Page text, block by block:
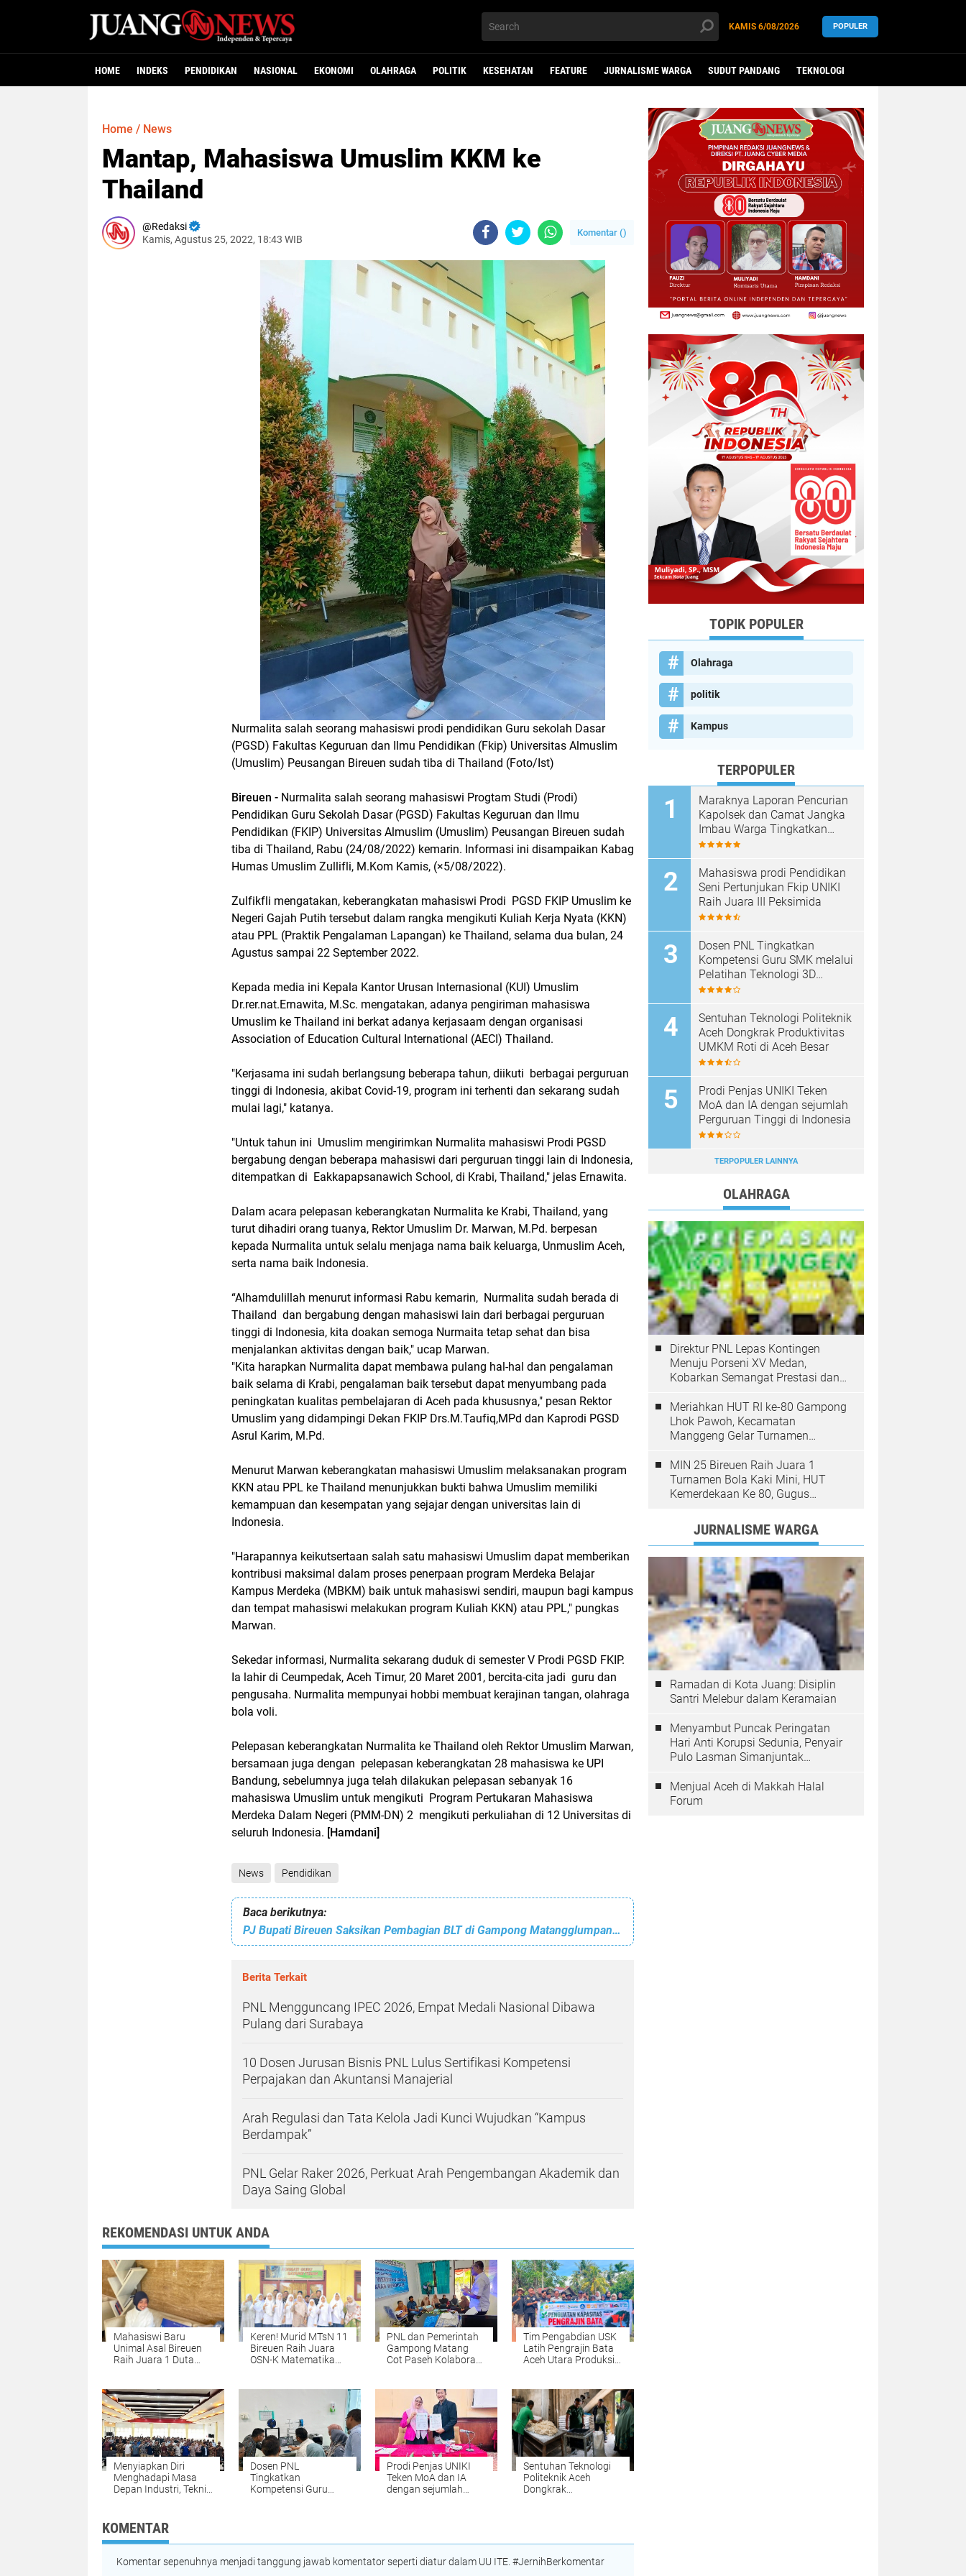
KAMIS 6/08/2026 POPULER
HOME INDEKS PENDIDIKAN NASIONAL EKONOMI OLAHRAGA POLITIK KESEHATAN FEATURE JURNALISME WARGA SUDUT PANDANG TEKNOLOGI
Home / News
Mantap, Mahasiswa Umuslim KKM ke
Thailand
Redaksi
Kamis, Agustus 25, 2022, 18:43 WIB
Komentar ()
Nurmalita salah seorang mahasiswi prodi pendidikan Guru sekolah Dasar
(PGSD) Fakultas Keguruan dan Ilmu Pendidikan (Fkip) Universitas Almuslim
(Umuslim) Peusangan Bireuen sudah tiba di Thailand (Foto/Ist)
Bireuen - Nurmalita salah seorang mahasiswi Progtam Studi (Prodi)
Pendidikan Guru Sekolah Dasar (PGSD) Fakultas Keguruan dan Ilmu
Pendidikan (FKIP) Universitas Almuslim (Umuslim) Peusangan Bireuen sudah
tiba di Thailand, Rabu (24/08/2022) kemarin. Informasi ini disampaikan Kabag
Humas Umuslim Zullifli, M.Kom Kamis, (×5/08/2022).
Zulfikfli mengatakan, keberangkatan mahasiswi Prodi PGSD FKIP Umuslim ke
Negeri Gajah Putih tersebut dalam rangka mengikuti Kuliah Kerja Nyata (KKN)
atau PPL (Praktik Pengalaman Lapangan) ke Thailand, selama dua bulan, 24
Agustus sampai 22 September 2022.
Kepada media ini Kepala Kantor Urusan Internasional (KUI) Umuslim
Dr.rer.nat.Ernawita, M.Sc. mengatakan, adanya pengiriman mahasiswa
Umuslim ke Thailand ini berkat adanya kerjasaam dengan organisasi
Association of Education Cultural International (AECI) Thailand.
"Kerjasama ini sudah berlangsung beberapa tahun, diikuti berbagai perguruan
tinggi di Indonesia, akibat Covid-19, program ini terhenti dan sekarang sudah
mulai lagi," katanya.
"Untuk tahun ini Umuslim mengirimkan Nurmalita mahasiswi Prodi PGSD
bergabung dengan beberapa mahasiswi dari perguruan tinggi lain di Indonesia,
ditempatkan di Eakkapapsanawich School, di Krabi, Thailand," jelas Ernawita.
Dalam acara pelepasan keberangkatan Nurmalita ke Krabi, Thailand, yang
turut dihadiri orang tuanya, Rektor Umuslim Dr. Marwan, M.Pd. berpesan
kepada Nurmalita untuk selalu menjaga nama baik keluarga, Unmuslim Aceh,
serta nama baik Indonesia.
“Alhamdulillah menurut informasi Rabu kemarin, Nurmalita sudah berada di
Thailand dan bergabung dengan mahasiswi lain dari berbagai perguruan
tinggi di Indonesia, kita doakan semoga Nurmaita tetap sehat dan bisa
menjalankan aktivitas dengan baik," ucap Marwan.
"Kita harapkan Nurmalita dapat membawa pulang hal-hal dan pengalaman
baik selama di Krabi, pengalaman baik tersebut dapat menyumbang pada
peningkatan kualitas pembelajaran di Aceh pada khususnya," pesan Rektor
Umuslim yang didampingi Dekan FKIP Drs.M.Taufiq,MPd dan Kaprodi PGSD
Asrul Karim, M.Pd.
Menurut Marwan keberangkatan mahasiswi Umuslim melaksanakan program
KKN atau PPL ke Thailand menunjukkan bukti bahwa Umuslim memiliki
kemampuan dan kesempatan yang sejajar dengan universitas lain di
Indonesia.
"Harapannya keikutsertaan salah satu mahasiswi Umuslim dapat memberikan
kontribusi maksimal dalam proses penerpaan program Merdeka Belajar
Kampus Merdeka (MBKM) baik untuk mahasiswi sendiri, maupun bagi kampus
dan tempat mahasiswi melakukan program Kuliah KKN) atau PPL," pungkas
Marwan.
Sekedar informasi, Nurmalita sekarang duduk di semester V Prodi PGSD FKIP.
Ia lahir di Ceumpedak, Aceh Timur, 20 Maret 2001, bercita-cita jadi guru dan
pengusaha. Nurmalita mempunyai hobbi membuat kerajinan tangan, olahraga
bola voli.
Pelepasan keberangkatan Nurmalita ke Thailand oleh Rektor Umuslim Marwan,
bersamaan juga dengan pelepasan keberangkatan 28 mahasiswa ke UPI
Bandung, sebelumnya juga telah dilakukan pelepasan sebanyak 16
mahasiswa Umuslim untuk mengikuti Program Pertukaran Mahasiswa
Merdeka Dalam Negeri (PMM-DN) 2 mengikuti perkuliahan di 12 Universitas di
seluruh Indonesia. [Hamdani]
News Pendidikan
Baca berikutnya:
PJ Bupati Bireuen Saksikan Pembagian BLT di Gampong Matangglumpang Dua Meunasah Dayah
Berita Terkait
PNL Mengguncang IPEC 2026, Empat Medali Nasional Dibawa
Pulang dari Surabaya
10 Dosen Jurusan Bisnis PNL Lulus Sertifikasi Kompetensi
Perpajakan dan Akuntansi Manajerial
Arah Regulasi dan Tata Kelola Jadi Kunci Wujudkan “Kampus
Berdampak”
PNL Gelar Raker 2026, Perkuat Arah Pengembangan Akademik dan
Daya Saing Global
REKOMENDASI UNTUK ANDA
Mahasiswi Baru
Unimal Asal Bireuen
Raih Juara 1 Duta
Lhokseumawe ke
Tingkat Nasional
Keren! Murid MTsN 11
Bireuen Raih Juara
OSN-K Matematika
PNL dan Pemerintah
Gampong Matang
Cot Paseh Kolaborasi
Desa
Tim Pengabdian USK
Latih Pengrajin Bata
Aceh Utara Produksi
Lumpur Banjir
Menyiapkan Diri
Menghadapi Masa
Depan Industri, Teknik
Bersama Deputi
Operasi BPMA
Dosen PNL
Tingkatkan
Kompetensi Guru
Prodi Penjas UNIKI
Teken MoA dan IA
dengan sejumlah
Sentuhan Teknologi
Politeknik Aceh
Dongkrak
KOMENTAR
Komentar sepenuhnya menjadi tanggung jawab komentator seperti diatur dalam UU ITE. #JernihBerkomentar
TOPIK POPULER
Olahraga
politik
Kampus
TERPOPULER
Maraknya Laporan Pencurian
Kapolsek dan Camat Jangka
Imbau Warga Tingkatkan
Kewaspadaan
Mahasiswa prodi Pendidikan
Seni Pertunjukan Fkip UNIKI
Raih Juara III Peksimida
Dosen PNL Tingkatkan
Kompetensi Guru SMK melalui
Pelatihan Teknologi 3D
Printing
Sentuhan Teknologi Politeknik
Aceh Dongkrak Produktivitas
UMKM Roti di Aceh Besar
Prodi Penjas UNIKI Teken
MoA dan IA dengan sejumlah
Perguruan Tinggi di Indonesia
TERPOPULER LAINNYA
OLAHRAGA
Direktur PNL Lepas Kontingen
Menuju Porseni XV Medan,
Kobarkan Semangat Prestasi dan
Meriahkan HUT RI ke-80 Gampong
Lhok Pawoh, Kecamatan
Manggeng Gelar Turnamen
MIN 25 Bireuen Raih Juara 1
Turnamen Bola Kaki Mini, HUT
Kemerdekaan Ke 80, Gugus
JURNALISME WARGA
Ramadan di Kota Juang: Disiplin
Santri Melebur dalam Keramaian
Menyambut Puncak Peringatan
Hari Anti Korupsi Sedunia, Penyair
Pulo Lasman Simanjuntak
Korupsi di Indonesia
Menjual Aceh di Makkah Halal
Forum